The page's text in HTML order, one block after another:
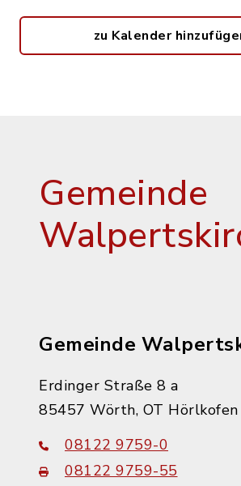
zu Kalender
Gemeinde
Gemeinde
Erdinger Straße 8 a
85457 Wörth, OT Hörlkofen
08122 9759-0
08122 9759-55